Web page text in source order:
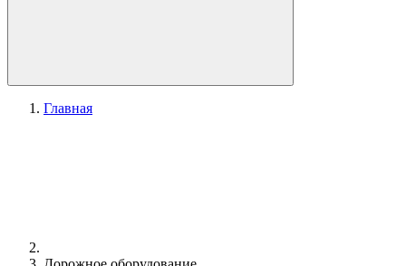
Главная